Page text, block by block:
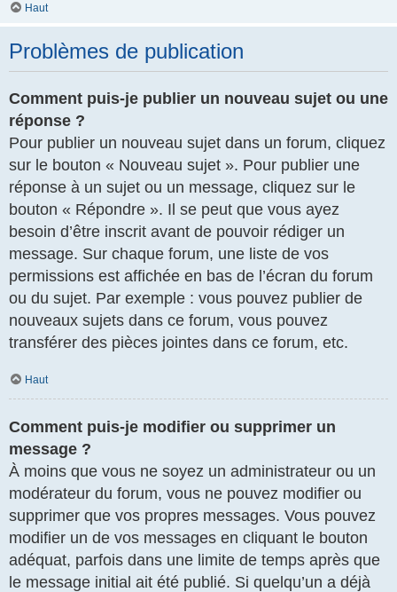
Haut
Problèmes de publication
Comment puis-je publier un nouveau sujet ou une
réponse ?
Pour publier un nouveau sujet dans un forum, cliquez
sur le bouton « Nouveau sujet ». Pour publier une
réponse à un sujet ou un message, cliquez sur le
bouton « Répondre ». Il se peut que vous ayez
besoin d’être inscrit avant de pouvoir rédiger un
message. Sur chaque forum, une liste de vos
permissions est affichée en bas de l’écran du forum
ou du sujet. Par exemple : vous pouvez publier de
nouveaux sujets dans ce forum, vous pouvez
transférer des pièces jointes dans ce forum, etc.
Haut
Comment puis-je modifier ou supprimer un
message ?
À moins que vous ne soyez un administrateur ou un
modérateur du forum, vous ne pouvez modifier ou
supprimer que vos propres messages. Vous pouvez
modifier un de vos messages en cliquant le bouton
adéquat, parfois dans une limite de temps après que
le message initial ait été publié. Si quelqu’un a déjà